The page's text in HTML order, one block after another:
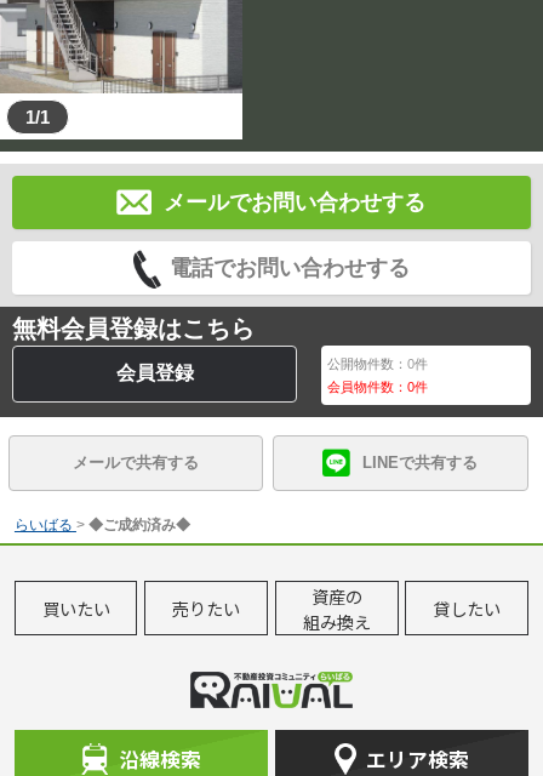
1/1
メールでお問い合わせする
電話でお問い合わせする
無料会員登録はこちら
会員登録 公開物件数：0件
会員物件数：0件
メールで共有する LINEで共有する
らいばる > ◆ご成約済み◆
買いたい 売りたい
資産の
組み換え
貸したい
沿線検索 エリア検索